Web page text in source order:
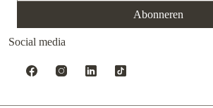
Abonneren
Social media